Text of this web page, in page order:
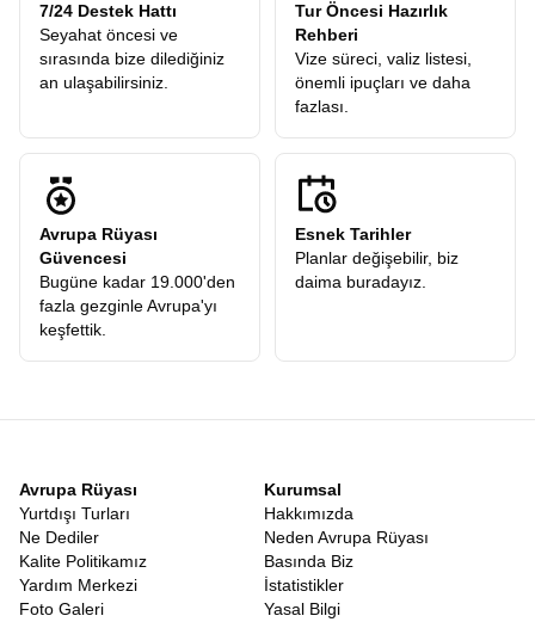
7/24 Destek Hattı
Seyahat öncesi ve
sırasında bize dilediğiniz
an ulaşabilirsiniz.
Tur Öncesi Hazırlık
Rehberi
Vize süreci, valiz listesi,
önemli ipuçları ve daha
fazlası.
Avrupa Rüyası
Güvencesi
Bugüne kadar 19.000'den
fazla gezginle Avrupa'yı
keşfettik.
Esnek Tarihler
Planlar değişebilir, biz
daima buradayız.
Avrupa Rüyası
Yurtdışı Turları
Ne Dediler
Kalite Politikamız
Yardım Merkezi
Foto Galeri
Kurumsal
Hakkımızda
Neden Avrupa Rüyası
Basında Biz
İstatistikler
Yasal Bilgi